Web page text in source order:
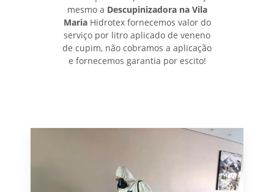
mesmo a Descupinizadora na Vila
MariaHidrotex fornecemos valor do
serviço por litro aplicado de veneno
de cupim, não cobramos a aplicação
e fornecemos garantia por escito!